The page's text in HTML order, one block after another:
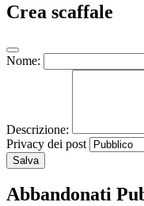
Crea scaffale
Nome:
Descrizione:
Privacy dei post
Salva
Abbandonati